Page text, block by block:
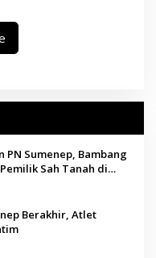
PN Sumenep, Bambang
Sah Tanah di
Berakhir, Atlet